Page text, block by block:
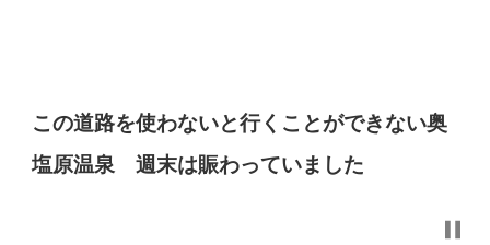
この道路を使わないと行くことができない奥
塩原温泉 週末は賑わっていました